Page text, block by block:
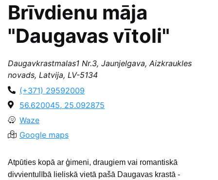
Brīvdienu māja
"Daugavas vītoli"
Daugavkrastmalas1 Nr.3, Jaunjelgava, Aizkraukles
novads, Latvija, LV-5134
(+371) 29592009
56.620045, 25.092875
Waze
Google maps
Atpūties kopā ar ģimeni, draugiem vai romantiskā
divvientulībā lieliskā vietā pašā Daugavas krastā -